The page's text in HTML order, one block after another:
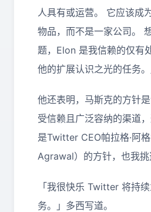
人具有或运营。 它应该成
物品，而不是一家公司。
题，Elon 是我信赖的仅有
他的扩展认识之光的任务。
他还表明，马斯克的方针
受信赖且广泛容纳的渠道
是Twitter CEO帕拉格·阿
Agrawal）的方针，也我挑
「我很快乐 Twitter 将持
务。」多西写道。